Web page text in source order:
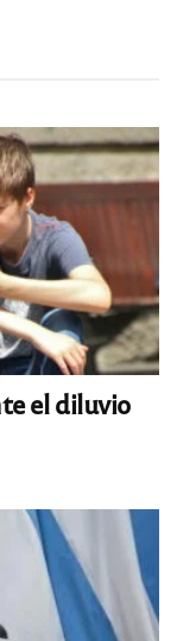
el diluvio